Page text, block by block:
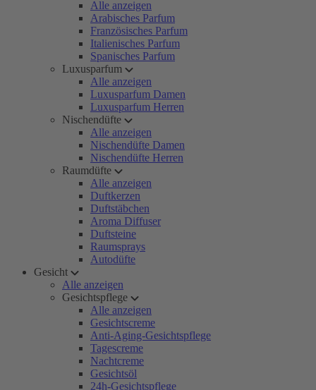
Alle anzeigen
Arabisches Parfum
Französisches Parfum
Italienisches Parfum
Spanisches Parfum
Luxusparfum
Alle anzeigen
Luxusparfum Damen
Luxusparfum Herren
Nischendüfte
Alle anzeigen
Nischendüfte Damen
Nischendüfte Herren
Raumdüfte
Alle anzeigen
Duftkerzen
Duftstäbchen
Aroma Diffuser
Duftsteine
Raumsprays
Autodüfte
Gesicht
Alle anzeigen
Gesichtspflege
Alle anzeigen
Gesichtscreme
Anti-Aging-Gesichtspflege
Tagescreme
Nachtcreme
Gesichtsöl
24h-Gesichtspflege